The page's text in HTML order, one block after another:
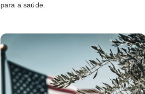
para a saúde.